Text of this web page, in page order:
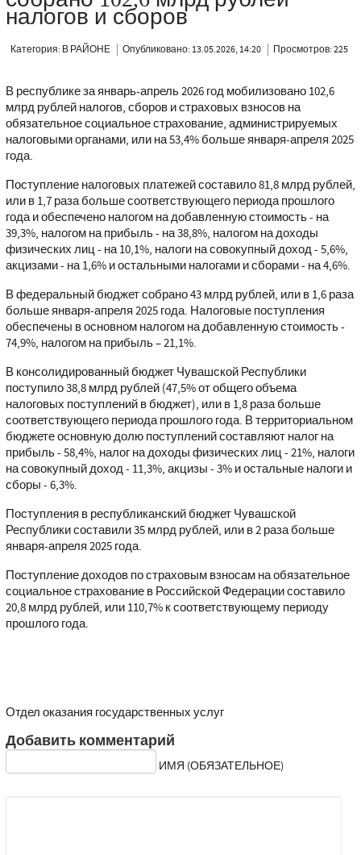
налогов и сборов
Категория: В РАЙОНЕ Опубликовано: 13.05.2026, 14:20 Просмотров: 225
В республике за январь-апрель 2026 год мобилизовано 102,6
млрд рублей налогов, сборов и страховых взносов на
обязательное социальное страхование, администрируемых
налоговыми органами, или на 53,4% больше января-апреля 2025
года.
Поступление налоговых платежей составило 81,8 млрд рублей,
или в 1,7 раза больше соответствующего периода прошлого
года и обеспечено налогом на добавленную стоимость - на
39,3%, налогом на прибыль - на 38,8%, налогом на доходы
физических лиц - на 10,1%, налоги на совокупный доход - 5,6%,
акцизами - на 1,6% и остальными налогами и сборами - на 4,6%.
В федеральный бюджет собрано 43 млрд рублей, или в 1,6 раза
больше января-апреля 2025 года. Налоговые поступления
обеспечены в основном налогом на добавленную стоимость -
74,9%, налогом на прибыль – 21,1%.
В консолидированный бюджет Чувашской Республики
поступило 38,8 млрд рублей (47,5% от общего объема
налоговых поступлений в бюджет), или в 1,8 раза больше
соответствующего периода прошлого года. В территориальном
бюджете основную долю поступлений составляют налог на
прибыль - 58,4%, налог на доходы физических лиц - 21%, налоги
на совокупный доход - 11,3%, акцизы - 3% и остальные налоги и
сборы - 6,3%.
Поступления в республиканский бюджет Чувашской
Республики составили 35 млрд рублей, или в 2 раза больше
января-апреля 2025 года.
Поступление доходов по страховым взносам на обязательное
социальное страхование в Российской Федерации составило
20,8 млрд рублей, или 110,7% к соответствующему периоду
прошлого года.
Отдел оказания государственных услуг
Добавить комментарий
ИМЯ (ОБЯЗАТЕЛЬНОЕ)